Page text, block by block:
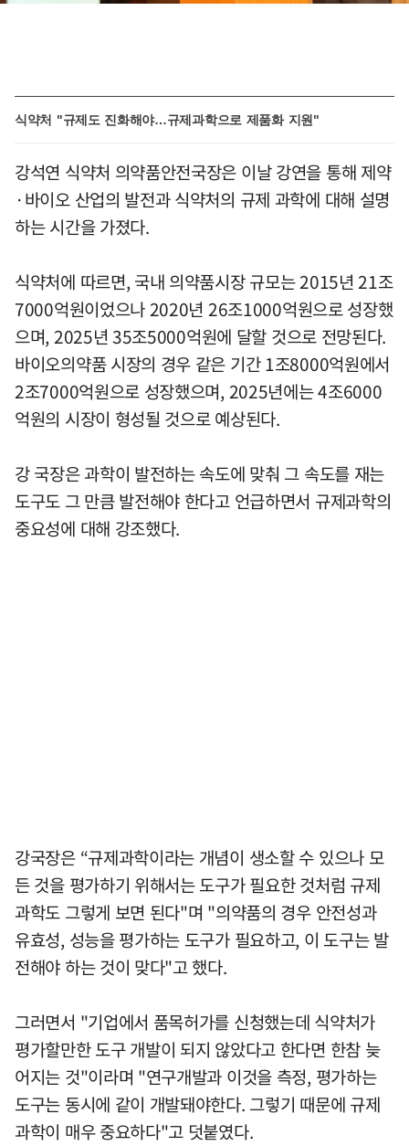
식약처 "규제도 진화해야…규제과학으로 제품화 지원"
강석연 식약처 의약품안전국장은 이날 강연을 통해 제약
·바이오 산업의 발전과 식약처의 규제 과학에 대해 설명
하는 시간을 가졌다.
식약처에 따르면, 국내 의약품시장 규모는 2015년 21조
7000억원이었으나 2020년 26조1000억원으로 성장했
으며, 2025년 35조5000억원에 달할 것으로 전망된다.
바이오의약품 시장의 경우 같은 기간 1조8000억원에서
2조7000억원으로 성장했으며, 2025년에는 4조6000
억원의 시장이 형성될 것으로 예상된다.
강 국장은 과학이 발전하는 속도에 맞춰 그 속도를 재는
도구도 그 만큼 발전해야 한다고 언급하면서 규제과학의
중요성에 대해 강조했다.
강국장은 “규제과학이라는 개념이 생소할 수 있으나 모
든 것을 평가하기 위해서는 도구가 필요한 것처럼 규제
과학도 그렇게 보면 된다"며 "의약품의 경우 안전성과
유효성, 성능을 평가하는 도구가 필요하고, 이 도구는 발
전해야 하는 것이 맞다"고 했다.
그러면서 "기업에서 품목허가를 신청했는데 식약처가
평가할만한 도구 개발이 되지 않았다고 한다면 한참 늦
어지는 것"이라며 "연구개발과 이것을 측정, 평가하는
도구는 동시에 같이 개발돼야한다. 그렇기 때문에 규제
과학이 매우 중요하다"고 덧붙였다.